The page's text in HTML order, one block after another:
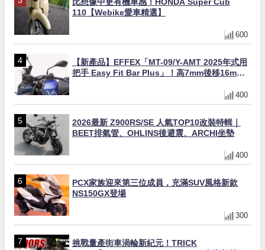
比想像中更有機車感！HONDA Super Cub
110【Webike愛車精選】
600
【新產品】EFFEX「MT-09/Y-AMT 2025年式用
把手 Easy Fit Bar Plus」！高7mm後移16mm
400
2026最新 Z900RS/SE 人氣TOP10改裝特輯｜
BEET排氣管、OHLINS後避震、ARCHI坐墊
400
PCX家族迎來第三位成員，充滿SUV風格新款
NS150GX登場
300
挑戰量產街車渦輪新紀元！TRICK